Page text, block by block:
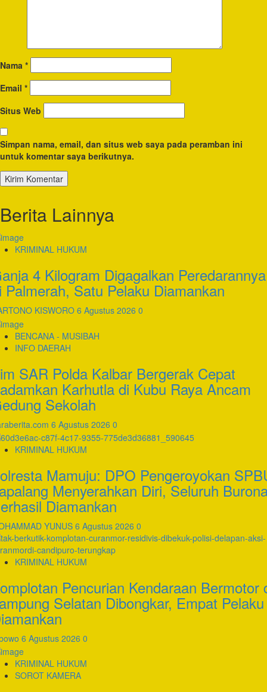
Nama *
Email *
Situs Web
Simpan nama, email, dan situs web saya pada peramban ini
untuk komentar saya berikutnya.
Berita Lainnya
KRIMINAL HUKUM
4 Kilogram Digagalkan Peredarannya
Palmerah, Satu Pelaku Diamankan
KISWORO 6 Agustus 2026 0
BENCANA - MUSIBAH
INFO DAERAH
SAR Polda Kalbar Bergerak Cepat
Karhutla di Kubu Raya Ancam
Sekolah
6 Agustus 2026 0
KRIMINAL HUKUM
Mamuju: DPO Pengeroyokan
Menyerahkan Diri, Seluruh
Diamankan
YUNUS 6 Agustus 2026 0
KRIMINAL HUKUM
Pencurian Kendaraan Bermotor
Selatan Dibongkar, Empat Pelaku
6 Agustus 2026 0
KRIMINAL HUKUM
SOROT KAMERA